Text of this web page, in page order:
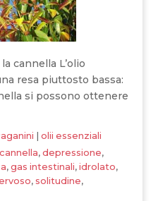
cannella L’olio
resa piuttosto bassa:
si possono ottenere
|olii essenziali
cannella,depressione,
,gas intestinali,idrolato,
,solitudine,